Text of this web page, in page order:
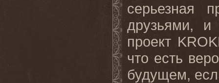
серьезная
друзьями, и
проект
что есть
будущем,